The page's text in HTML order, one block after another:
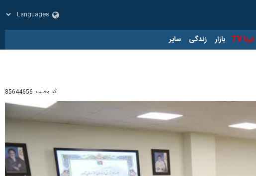
ایرنا TV بازار زندگی سایر
کد مطلب: 85644656